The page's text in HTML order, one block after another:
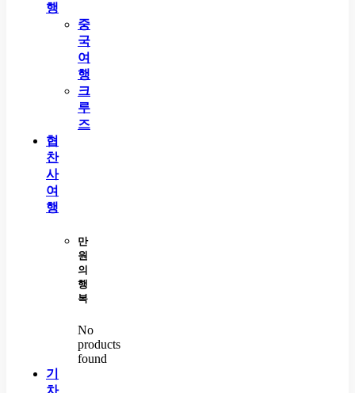
행
중
국
여
행
크
루
즈
협
찬
사
여
행
만
원
의
행
복
No
products
found
기